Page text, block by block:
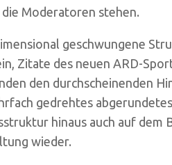
Moderatoren stehen.
geschwungene
Zitate des neuen ARD-
den durchscheinenden
gedrehtes
hinaus auch auf dem
wieder.